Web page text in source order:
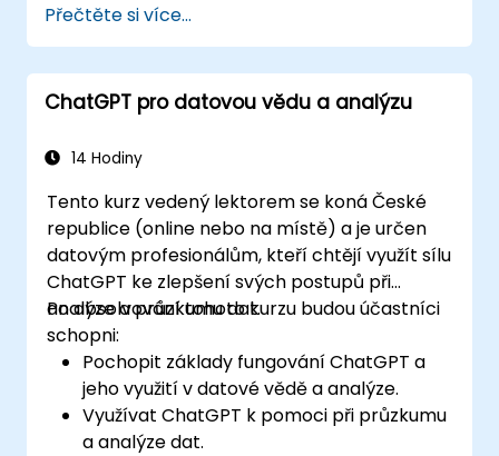
Vytvářet automatizované chatboty
využívající ChatGPT k řešení dotazů
zákazníků.
Aplikovat osvědčené postupy při využití
Přečtěte si více...
ChatGPT pro datovou vědu a analýzu
14 Hodiny
Tento kurz vedený lektorem se koná České
republice (online nebo na místě) a je určen
datovým profesionálům, kteří chtějí využít sílu
ChatGPT ke zlepšení svých postupů při
analýze a průzkumu dat.
Po absolvování tohoto kurzu budou účastníci
schopni:
Pochopit základy fungování ChatGPT a
jeho využití v datové vědě a analýze.
Využívat ChatGPT k pomoci při průzkumu
a analýze dat.